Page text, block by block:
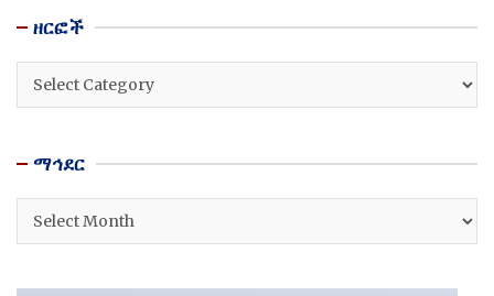
ዘርፎች
ዘርፎች
ማኅደር
ማኅደር